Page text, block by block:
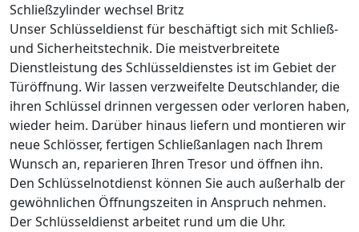
Schließzylinder wechsel Britz
Unser Schlüsseldienst für beschäftigt sich mit Schließ-
und Sicherheitstechnik. Die meistverbreitete
Dienstleistung des Schlüsseldienstes ist im Gebiet der
Türöffnung. Wir lassen verzweifelte Deutschlander, die
ihren Schlüssel drinnen vergessen oder verloren haben,
wieder heim. Darüber hinaus liefern und montieren wir
neue Schlösser, fertigen Schließanlagen nach Ihrem
Wunsch an, reparieren Ihren Tresor und öffnen ihn.
Den Schlüsselnotdienst können Sie auch außerhalb der
gewöhnlichen Öffnungszeiten in Anspruch nehmen.
Der Schlüsseldienst arbeitet rund um die Uhr.